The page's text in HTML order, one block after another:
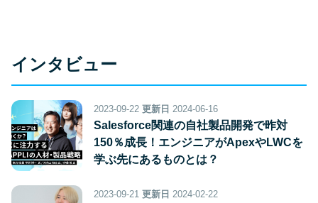
インタビュー
2023-09-22 更新日 2024-06-16
Salesforce関連の自社製品開発で昨対
150％成長！エンジニアがApexやLWCを
学ぶ先にあるものとは？
2023-09-21 更新日 2024-02-22